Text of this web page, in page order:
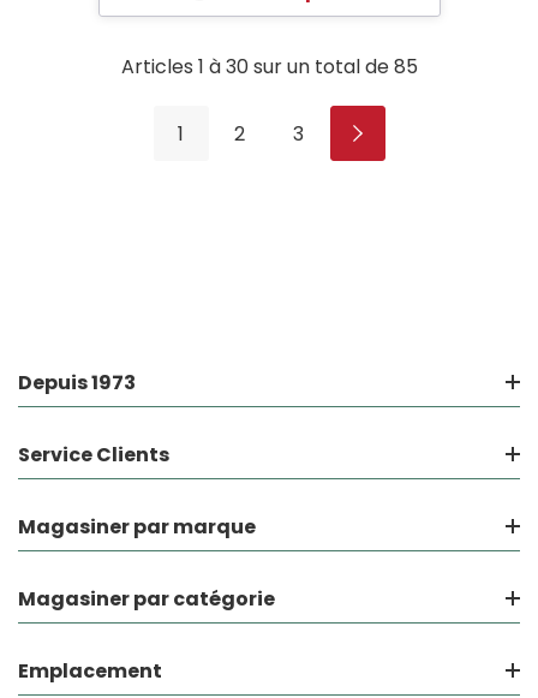
Articles 1 à30sur un total de85
1 2 3
Depuis 1973
Service Clients
Magasiner par marque
Magasiner par catégorie
Emplacement